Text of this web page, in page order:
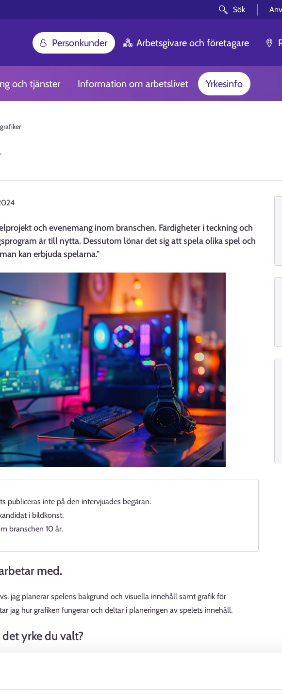
Sök
Personkunder Arbetsgivare och företagare
och tjänster Information om arbetslivet Yrkesinfo
och evenemang inom branschen. Färdigheter i teckning och
är till nytta. Dessutom lönar det sig att spela olika spel och
kan erbjuda spelarna."
publiceras inte på den intervjuades begäran.
i bildkonst.
branschen 10 år.
med.
jag planerar spelens bakgrund och visuella innehåll samt grafik för
jag hur grafiken fungerar och deltar i planeringen av spelets innehåll.
yrke du valt?
möjligt att arbeta inom spelbranschen. Men jag visste att jag ville arbeta
kom jag med i ett litet spelprojekt, vilket ledde till en rekryterande